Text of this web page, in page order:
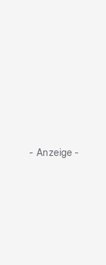
- Anzeige -